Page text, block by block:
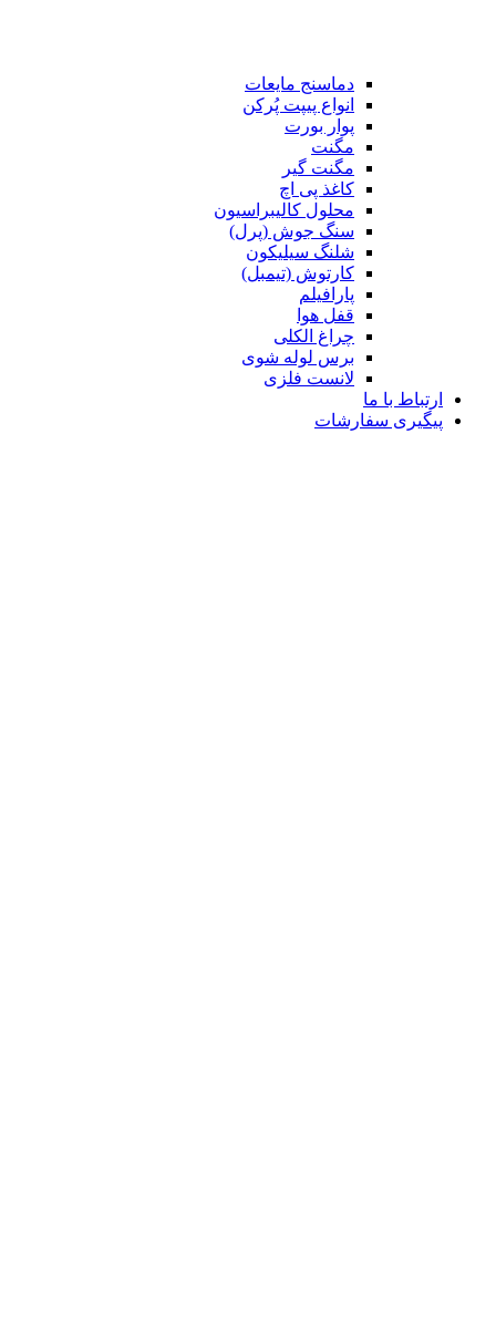
دماسنج مایعات
انواع پیپت پُرکن
پوار بورت
مگنت
مگنت گیر
کاغذ پی اچ
محلول کالیبراسیون
سنگ جوش (پرل)
شلنگ سیلیکون
کارتوش (تیمبل)
پارافیلم
قفل هوا
چراغ الکلی
برس لوله شوی
لانست فلزی
ارتباط با ما
پیگیری سفارشات